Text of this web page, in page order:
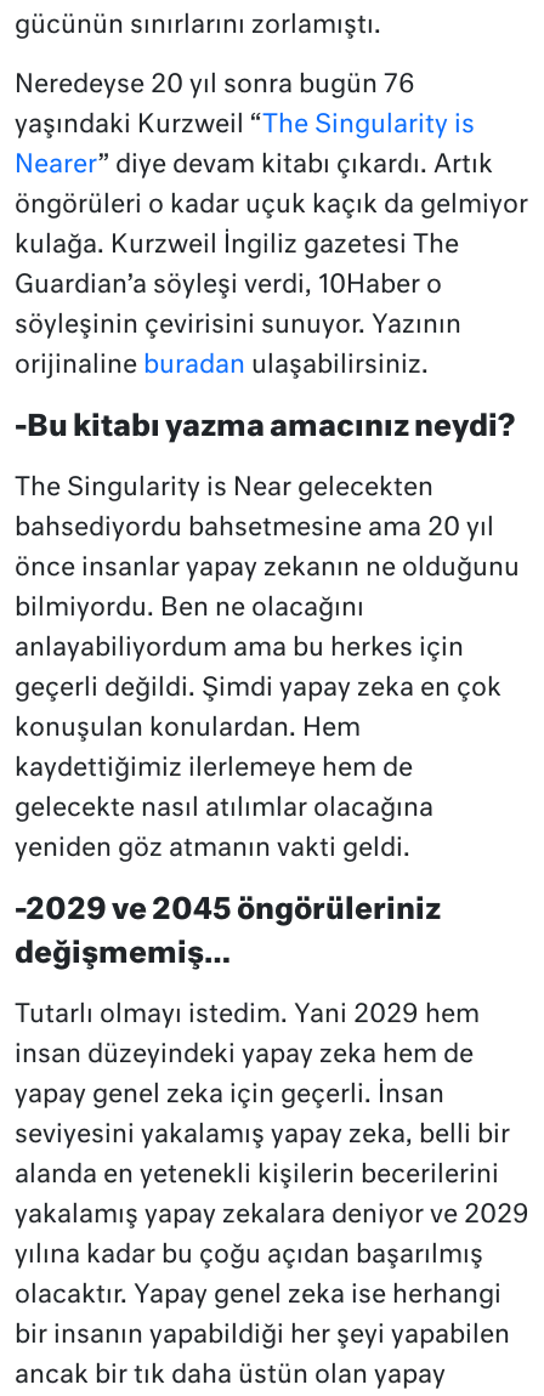
gücünün sınırlarını zorlamıştı.
Neredeyse 20 yıl sonra bugün 76
yaşındaki Kurzweil “ The Singularity is
Nearer” diye devam kitabı çıkardı. Artık
öngörüleri o kadar uçuk kaçık da gelmiyor
kulağa. Kurzweil İngiliz gazetesi The
Guardian’a söyleşi verdi, 10Haber o
söyleşinin çevirisini sunuyor. Yazının
orijinaline buradan ulaşabilirsiniz.
-Bu kitabı yazma amacınız neydi?
The Singularity is Near gelecekten
bahsediyordu bahsetmesine ama 20 yıl
önce insanlar yapay zekanın ne olduğunu
bilmiyordu. Ben ne olacağını
anlayabiliyordum ama bu herkes için
geçerli değildi. Şimdi yapay zeka en çok
konuşulan konulardan. Hem
kaydettiğimiz ilerlemeye hem de
gelecekte nasıl atılımlar olacağına
yeniden göz atmanın vakti geldi.
-2029 ve 2045 öngörüleriniz
değişmemiş…
Tutarlı olmayı istedim. Yani 2029 hem
insan düzeyindeki yapay zeka hem de
yapay genel zeka için geçerli. İnsan
seviyesini yakalamış yapay zeka, belli bir
alanda en yetenekli kişilerin becerilerini
yakalamış yapay zekalara deniyor ve 2029
yılına kadar bu çoğu açıdan başarılmış
olacaktır. Yapay genel zeka ise herhangi
bir insanın yapabildiği her şeyi yapabilen
ancak bir tık daha üstün olan yapay